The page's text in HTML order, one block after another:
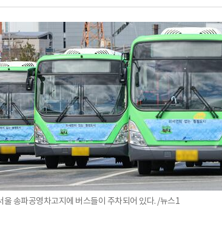
울 송파공영차고지에 버스들이 주차되어 있다. /뉴스1